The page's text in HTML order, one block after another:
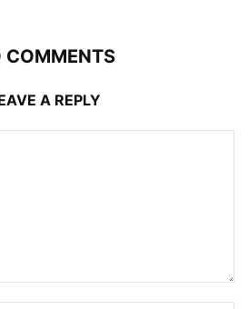
COMMENTS
A REPLY